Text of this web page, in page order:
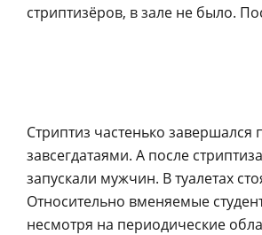
стриптизёров, в зале не было.
Стриптиз частенько
завсегдатаями. А после
запускали мужчин. В туалетах
Относительно вменяемые
несмотря на периодические